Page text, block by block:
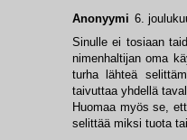
Anonyymi 6.
Sinulle ei tosiaan
nimenhaltijan oma
turha lähteä
taivuttaa yhdellä
Huomaa myös se,
selittää miksi tuota